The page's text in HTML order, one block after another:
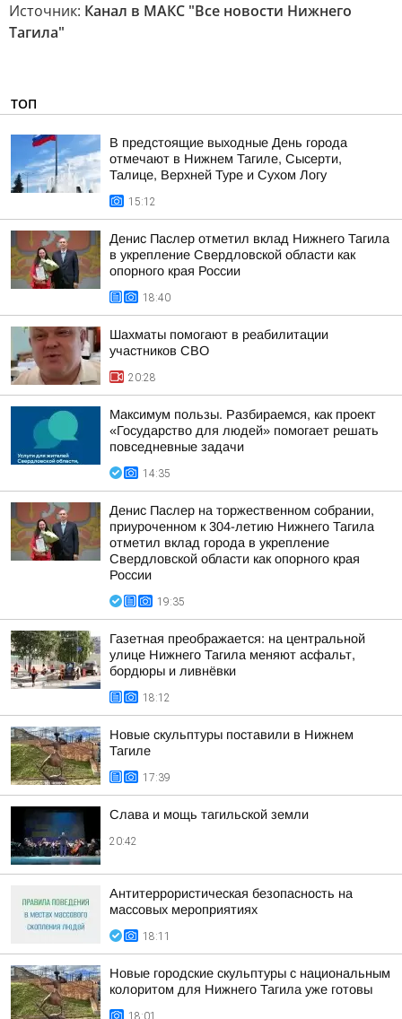
Источник: Канал в МАКС "Все новости Нижнего
Тагила"
ТОП
В предстоящие выходные День города
отмечают в Нижнем Тагиле, Сысерти,
Талице, Верхней Туре и Сухом Логу
15:12
Денис Паслер отметил вклад Нижнего Тагила
в укрепление Свердловской области как
опорного края России
18:40
Шахматы помогают в реабилитации
участников СВО
20:28
Максимум пользы. Разбираемся, как проект
«Государство для людей» помогает решать
повседневные задачи
14:35
Денис Паслер на торжественном собрании,
приуроченном к 304-летию Нижнего Тагила
отметил вклад города в укрепление
Свердловской области как опорного края
России
19:35
Газетная преображается: на центральной
улице Нижнего Тагила меняют асфальт,
бордюры и ливнёвки
18:12
Новые скульптуры поставили в Нижнем
Тагиле
17:39
Слава и мощь тагильской земли
20:42
Антитеррористическая безопасность на
массовых мероприятиях
18:11
Новые городские скульптуры с национальным
колоритом для Нижнего Тагила уже готовы
18:01